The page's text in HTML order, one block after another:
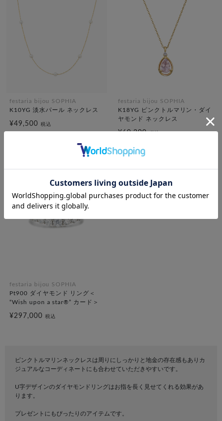
festaria bijou SOPHIA
K10YG 淡水パール ネックレス
¥49,500 税込
festaria bijou SOPHIA
K18YG ピンクトルマリン・ダイ
ヤモンド ネックレス
¥69,300
festaria bijou SOPHIA
Pt900 ダイヤモンド リング＜
“Wish upon a star®” カード＞
¥297,000 税込
ピンクトルマリンネックレスは周りにしっかりと地金の存在感もありカ
ジュアルなコーディネートにも合わせていただきやすいです。
U字デザインのダイヤモンドリングはお指を長く見せてくれる効果があ
ります。
プレゼントにもぴったりのアイテムです。